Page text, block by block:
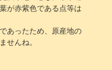
が赤紫色である点等は
あったため、原産地の
せんね。